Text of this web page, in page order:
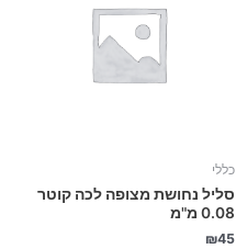
כללי
סליל נחושת מצופה לכה קוטר
0.08 מ"מ
₪45